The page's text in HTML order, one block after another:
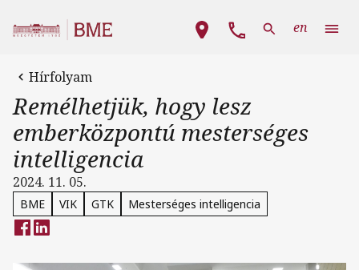
Fő navigáció
en
Hírfolyam
Remélhetjük, hogy lesz
emberközpontú mesterséges
intelligencia
2024. 11. 05.
BME VIK GTK Mesterséges intelligencia